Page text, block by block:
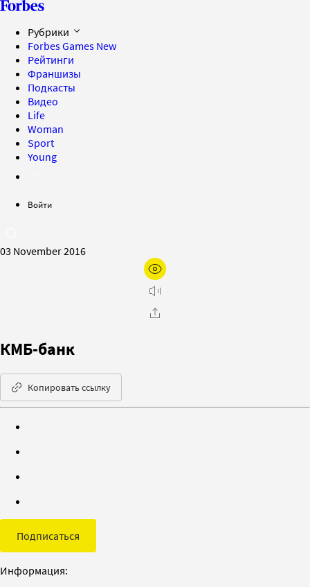
Рубрики
Forbes Games New
Рейтинги
Франшизы
Подкасты
Видео
Life
Woman
Sport
Young
Войти
03 November 2016
КМБ-банк
Копировать ссылку
Подписаться
Информация: